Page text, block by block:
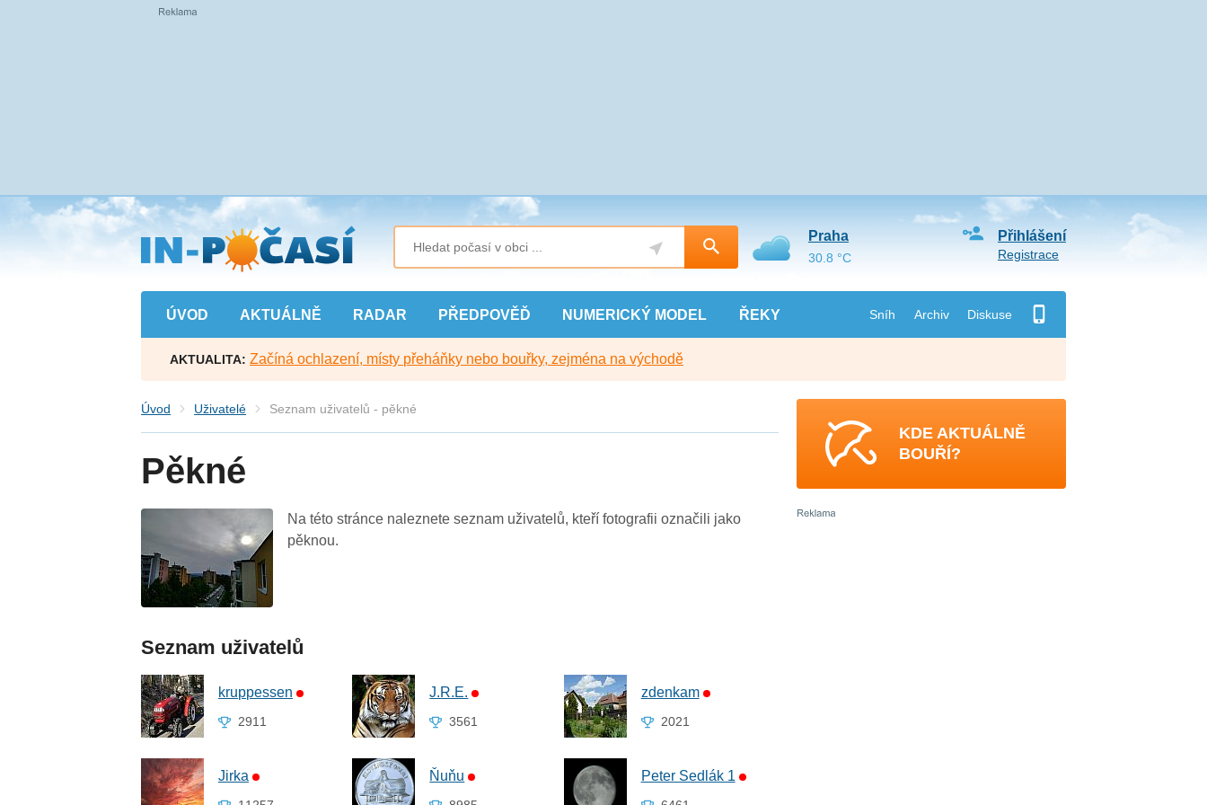
Přejít
na
hlavní
obsah
ÚVOD AKTUÁLNĚ RADAR PŘEDPOVĚĎ NUMERICKÝ MODEL ŘEKY Sníh Archiv Diskuse
Přihlášení
Registrace
Praha
30.8 °C
AKTUALITA: Začíná ochlazení, místy přeháňky nebo bouřky, zejména na východě
Úvod Uživatelé Seznam uživatelů - pěkné
Pěkné
Na této stránce naleznete seznam uživatelů, kteří fotografii označili jako
pěknou.
Seznam uživatelů
kruppessen
2911
J.R.E.
3561
zdenkam
2021
Jirka Ňuňu Peter Sedlák 1
KDE AKTUÁLNĚ
BOUŘÍ?